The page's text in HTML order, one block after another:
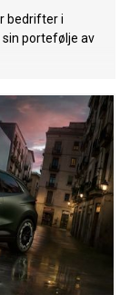
bedrifter i
portefølje av